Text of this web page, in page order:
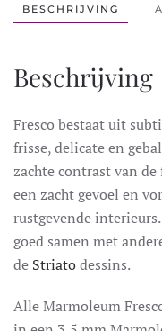
BESCHRIJVING
Beschrijving
Fresco bestaat uit
frisse, delicate en
zachte contrast van
een zacht gevoel en
rustgevende
goed samen met
de Striatodessins.
Alle Marmoleum